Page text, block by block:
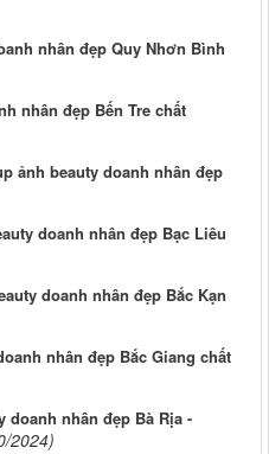
nhân đẹp Quy Nhơn Bình
nhân đẹp Bến Tre chất
ảnh beauty doanh nhân đẹp
doanh nhân đẹp Bạc Liêu
doanh nhân đẹp Bắc Kạn
nhân đẹp Bắc Giang chất
doanh nhân đẹp Bà Rịa -
2024)